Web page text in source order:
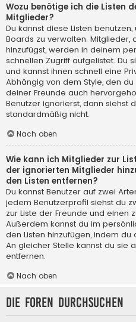
Wozu benötige ich die Listen
Mitglieder?
Du kannst diese Listen
Boards zu verwalten. Mitglieder,
hinzufügst, werden in deinem
schnellen Zugriff aufgelistet. Du
und kannst ihnen schnell eine
Abhängig von dem Style, den
deiner Freunde auch
Benutzer ignorierst, dann siehst
standardmäßig nicht.
Nach oben
Wie kann ich Mitglieder zur
der ignorierten Mitglieder
den Listen entfernen?
Du kannst Benutzer auf zwei
jedem Benutzerprofil siehst du
zur Liste der Freunde und einen
Außerdem kannst du im
den Listen hinzufügen, indem
An gleicher Stelle kannst du sie
entfernen.
Nach oben
Die Foren durchsuchen